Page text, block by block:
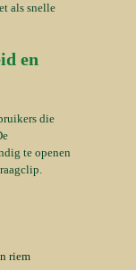
als snelle
en
die
te openen
riem